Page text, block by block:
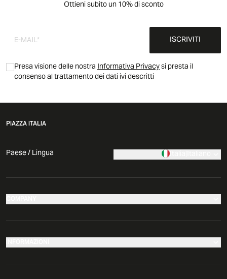
Ottieni subito un 10% di sconto
ISCRIVITI
Presa visione delle nostraInformativa Privacysi presta il
consenso al trattamento dei dati ivi descritti
PIAZZA ITALIA
Paese / Lingua Italia|Italiano
I nostri negozi
Azienda